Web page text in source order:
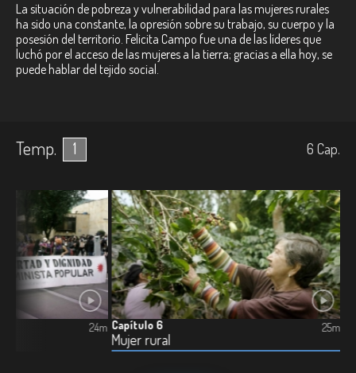
La situación de pobreza y vulnerabilidad para las mujeres rurales
ha sido una constante, la opresión sobre su trabajo, su cuerpo y la
posesión del territorio. Felicita Campo fue una de las líderes que
luchó por el acceso de las mujeres a la tierra; gracias a ella hoy, se
puede hablar del tejido social.
Temp. 1 6 Cap.
24m Capítulo 6
Mujer rural
25m